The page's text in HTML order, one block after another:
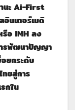
นะ Ai-First
นเตอร์เมดิ
อ IMH ลง
รพัฒนาปัญญา
ยกระดับ
ทยสู่การ
กใน